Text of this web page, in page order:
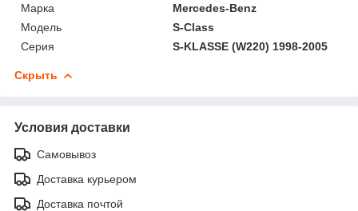
Марка
Mercedes-Benz
Модель
S-Class
Серия
S-KLASSE (W220) 1998-2005
Скрыть
Условия доставки
Самовывоз
Доставка курьером
Доставка почтой